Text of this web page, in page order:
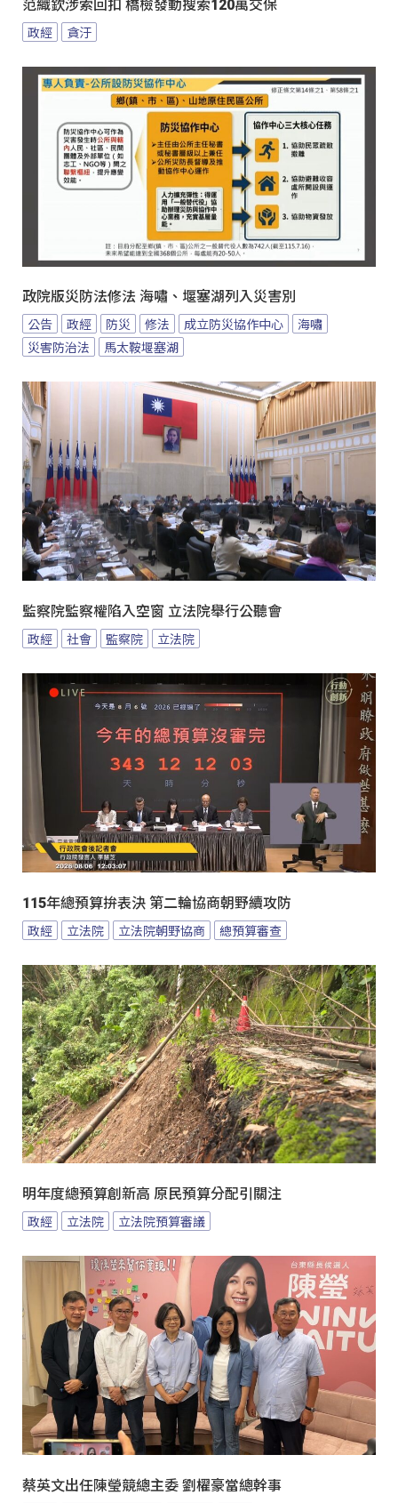
范織欽涉索回扣 橋檢發動搜索120萬交保
政經 貪汙
政院版災防法修法 海嘯、堰塞湖列入災害別
公告 政經 防災 修法 成立防災協作中心
海嘯
災害防治法
馬太鞍堰塞湖
監察院監察權陷入空窗 立法院舉行公聽會
政經 社會 監察院 立法院
115年總預算拚表決 第二輪協商朝野續攻防
政經 立法院 立法院朝野協商 總預算審查
明年度總預算創新高 原民預算分配引關注
政經 立法院 立法院預算審議
蔡英文出任陳瑩競總主委 劉櫂豪當總幹事